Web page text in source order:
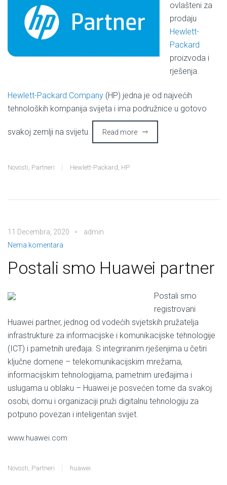
ovlašteni za
prodaju
Hewlett-
Packard
proizvoda i
rješenja.
Hewlett-Packard Company (HP) jedna je od najvećih
tehnoloških kompanija svijeta i ima podružnice u gotovo
svakoj zemlji na svijetu. Read more
Novosti, Partneri Hewlett-Packard, HP
11 Decembra, 2020
admin
Nema komentara
Postali smo Huawei partner
Postali smo
registrovani
Huawei partner, jednog od vodećih svjetskih pružatelja
infrastrukture za informacijske i komunikacijske tehnologije
(ICT) i pametnih uređaja. S integriranim rješenjima u četiri
ključne domene – telekomunikacijskim mrežama,
informacijskim tehnologijama, pametnim uređajima i
uslugama u oblaku – Huawei je posvećen tome da svakoj
osobi, domu i organizaciji pruži digitalnu tehnologiju za
potpuno povezan i inteligentan svijet.
www.huawei.com
Novosti Partneri huawei